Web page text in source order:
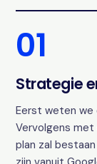
01
Strategie
Eerst weten we
Vervolgens
plan zal